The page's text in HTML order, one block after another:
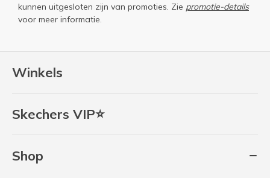
Winkels
Skechers VIP⭐
Shop
kunnen uitgesloten zijn van promoties. Zie promotie-details
voor meer informatie.